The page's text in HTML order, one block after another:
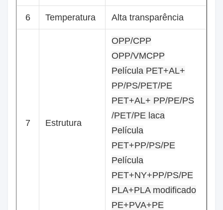
6 Temperatura Alta transparência
7 Estrutura
OPP/CPP
OPP/VMCPP
Película PET+AL+
PP/PS/PET/PE
PET+AL+ PP/PE/PS
/PET/PE laca
Película
PET+PP/PS/PE
Película
PET+NY+PP/PS/PE
PLA+PLA modificado
PE+PVA+PE